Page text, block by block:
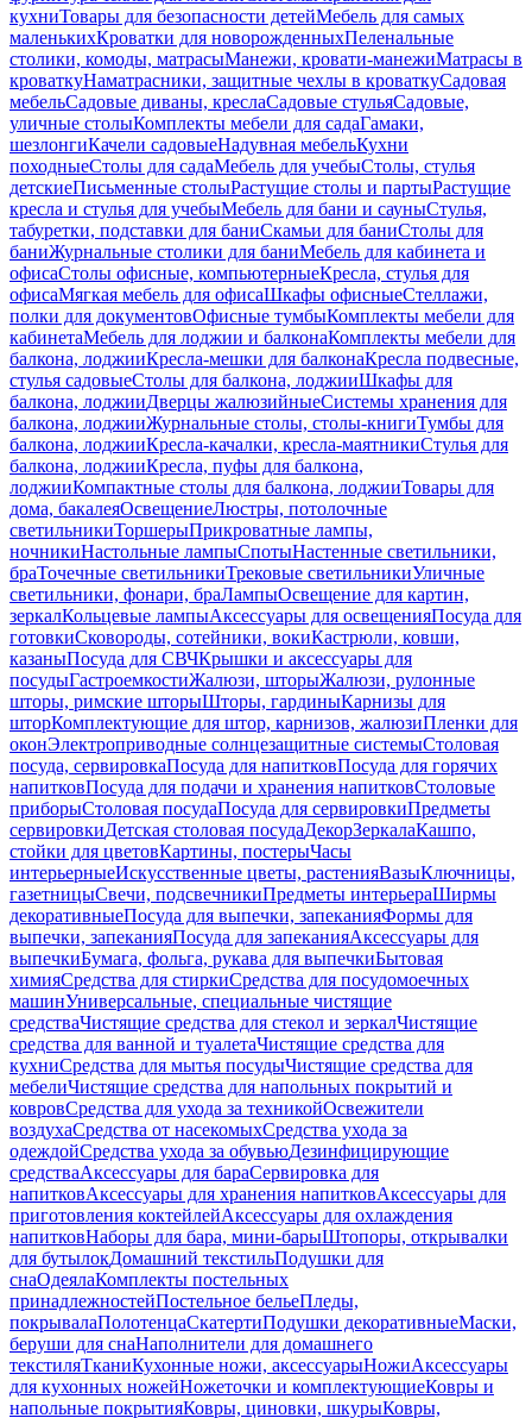
кухниТовары для безопасности детейМебель для самых
маленькихКроватки для новорожденныхПеленальные
столики, комоды, матрасыМанежи, кровати-манежиМатрасы в
кроваткуНаматрасники, защитные чехлы в кроваткуСадовая
мебельСадовые диваны, креслаСадовые стульяСадовые,
уличные столыКомплекты мебели для садаГамаки,
шезлонгиКачели садовыеНадувная мебельКухни
походныеСтолы для садаМебель для учебыСтолы, стулья
детскиеПисьменные столыРастущие столы и партыРастущие
кресла и стулья для учебыМебель для бани и сауныСтулья,
табуретки, подставки для баниСкамьи для баниСтолы для
баниЖурнальные столики для баниМебель для кабинета и
офисаСтолы офисные, компьютерныеКресла, стулья для
офисаМягкая мебель для офисаШкафы офисныеСтеллажи,
полки для документовОфисные тумбыКомплекты мебели для
кабинетаМебель для лоджии и балконаКомплекты мебели для
балкона, лоджииКресла-мешки для балконаКресла подвесные,
стулья садовыеСтолы для балкона, лоджииШкафы для
балкона, лоджииДверцы жалюзийныеСистемы хранения для
балкона, лоджииЖурнальные столы, столы-книгиТумбы для
балкона, лоджииКресла-качалки, кресла-маятникиСтулья для
балкона, лоджииКресла, пуфы для балкона,
лоджииКомпактные столы для балкона, лоджииТовары для
дома, бакалеяОсвещениеЛюстры, потолочные
светильникиТоршерыПрикроватные лампы,
ночникиНастольные лампыСпотыНастенные светильники,
браТочечные светильникиТрековые светильникиУличные
светильники, фонари, браЛампыОсвещение для картин,
зеркалКольцевые лампыАксессуары для освещенияПосуда для
готовкиСковороды, сотейники, вокиКастрюли, ковши,
казаныПосуда для СВЧКрышки и аксессуары для
посудыГастроемкостиЖалюзи, шторыЖалюзи, рулонные
шторы, римские шторыШторы, гардиныКарнизы для
шторКомплектующие для штор, карнизов, жалюзиПленки для
оконЭлектроприводные солнцезащитные системыСтоловая
посуда, сервировкаПосуда для напитковПосуда для горячих
напитковПосуда для подачи и хранения напитковСтоловые
приборыСтоловая посудаПосуда для сервировкиПредметы
сервировкиДетская столовая посудаДекорЗеркалаКашпо,
стойки для цветовКартины, постерыЧасы
интерьерныеИскусственные цветы, растенияВазыКлючницы,
газетницыСвечи, подсвечникиПредметы интерьераШирмы
декоративныеПосуда для выпечки, запеканияФормы для
выпечки, запеканияПосуда для запеканияАксессуары для
выпечкиБумага, фольга, рукава для выпечкиБытовая
химияСредства для стиркиСредства для посудомоечных
машинУниверсальные, специальные чистящие
средстваЧистящие средства для стекол и зеркалЧистящие
средства для ванной и туалетаЧистящие средства для
кухниСредства для мытья посудыЧистящие средства для
мебелиЧистящие средства для напольных покрытий и
ковровСредства для ухода за техникойОсвежители
воздухаСредства от насекомыхСредства ухода за
одеждойСредства ухода за обувьюДезинфицирующие
средстваАксессуары для бараСервировка для
напитковАксессуары для хранения напитковАксессуары для
приготовления коктейлейАксессуары для охлаждения
напитковНаборы для бара, мини-барыШтопоры, открывалки
для бутылокДомашний текстильПодушки для
снаОдеялаКомплекты постельных
принадлежностейПостельное бельеПледы,
покрывалаПолотенцаСкатертиПодушки декоративныеМаски,
беруши для снаНаполнители для домашнего
текстиляТканиКухонные ножи, аксессуарыНожиАксессуары
для кухонных ножейНожеточки и комплектующиеКовры и
напольные покрытияКовры, циновки, шкурыКовры,